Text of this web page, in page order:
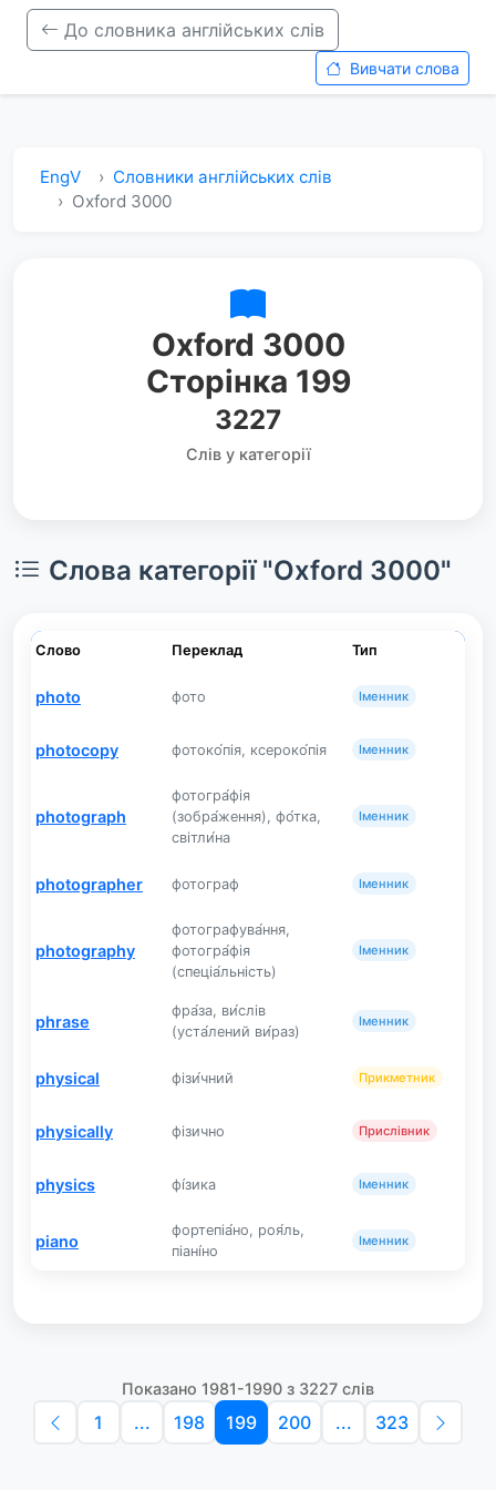
До словника англійських слів
Вивчати слова
EngV
Словники англійських слів
Oxford 3000
Oxford 3000
Сторінка 199
3227
Слів у категорії
Слова категорії "Oxford 3000"
Слово Переклад Тип
photo фото Іменник
photocopy фотоко́пія, ксероко́пія Іменник
photograph
фотогра́фія
(зобра́ження), фо́тка,
світли́на
Іменник
photographer фотограф Іменник
photography
фотографува́ння,
фотогра́фія
(спеціа́льність)
Іменник
phrase
фра́за, ви́слів
(уста́лений ви́раз)
Іменник
physical фізи́чний Прикметник
physically фізично Прислівник
physics фі́зика Іменник
piano
фортепіа́но, роя́ль,
піані́но
Іменник
Показано 1981-1990 з 3227 слів
1 ... 198 199 200 ... 323